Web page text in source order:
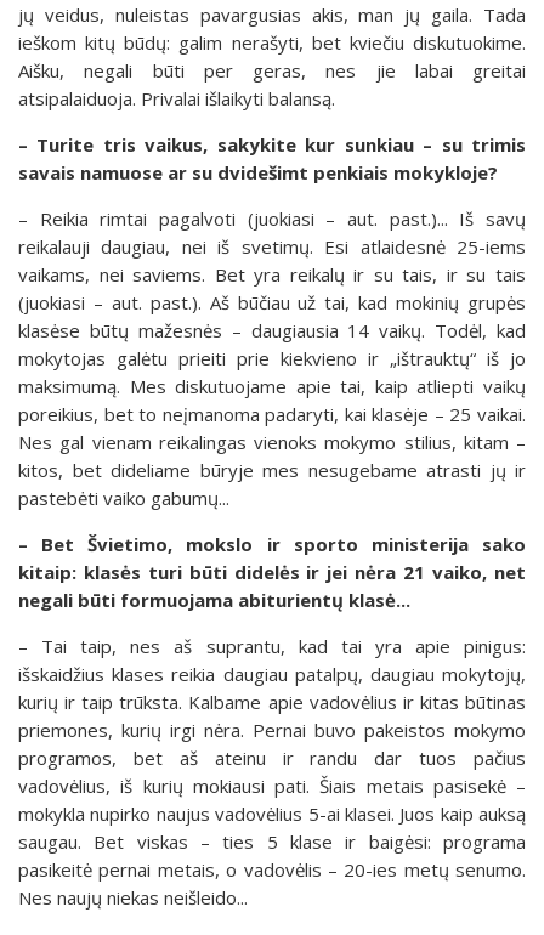
jų veidus, nuleistas pavargusias akis, man jų gaila. Tada
ieškom kitų būdų: galim nerašyti, bet kviečiu diskutuokime.
Aišku, negali būti per geras, nes jie labai greitai
atsipalaiduoja. Privalai išlaikyti balansą.
– Turite tris vaikus, sakykite kur sunkiau – su trimis
savais namuose ar su dvidešimt penkiais mokykloje?
– Reikia rimtai pagalvoti (juokiasi – aut. past.)... Iš savų
reikalauji daugiau, nei iš svetimų. Esi atlaidesnė 25-iems
vaikams, nei saviems. Bet yra reikalų ir su tais, ir su tais
(juokiasi – aut. past.). Aš būčiau už tai, kad mokinių grupės
klasėse būtų mažesnės – daugiausia 14 vaikų. Todėl, kad
mokytojas galėtu prieiti prie kiekvieno ir „ištrauktų“ iš jo
maksimumą. Mes diskutuojame apie tai, kaip atliepti vaikų
poreikius, bet to neįmanoma padaryti, kai klasėje – 25 vaikai.
Nes gal vienam reikalingas vienoks mokymo stilius, kitam –
kitos, bet dideliame būryje mes nesugebame atrasti jų ir
pastebėti vaiko gabumų...
– Bet Švietimo, mokslo ir sporto ministerija sako
kitaip: klasės turi būti didelės ir jei nėra 21 vaiko, net
negali būti formuojama abiturientų klasė...
– Tai taip, nes aš suprantu, kad tai yra apie pinigus:
išskaidžius klases reikia daugiau patalpų, daugiau mokytojų,
kurių ir taip trūksta. Kalbame apie vadovėlius ir kitas būtinas
priemones, kurių irgi nėra. Pernai buvo pakeistos mokymo
programos, bet aš ateinu ir randu dar tuos pačius
vadovėlius, iš kurių mokiausi pati. Šiais metais pasisekė –
mokykla nupirko naujus vadovėlius 5-ai klasei. Juos kaip auksą
saugau. Bet viskas – ties 5 klase ir baigėsi: programa
pasikeitė pernai metais, o vadovėlis – 20-ies metų senumo.
Nes naujų niekas neišleido...